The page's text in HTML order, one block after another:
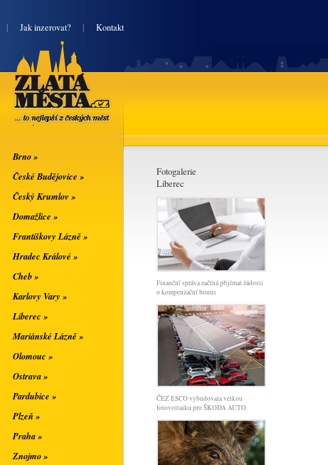
| Jak inzerovat? | Kontakt
Fotogalerie
Liberec
Finanční správa začíná přijímat žádosti
o kompenzační bonus
ČEZ ESCO vybudovala velkou
fotovoltaiku pro ŠKODA AUTO
Zlatá města
... to nejlepší z
českých měst
Brno »
České Budějovice »
Český Krumlov »
Domažlice »
Františkovy Lázně »
Hradec Králové »
Cheb »
Karlovy Vary »
Liberec »
Mariánské Lázně »
Olomouc »
Ostrava »
Pardubice »
Plzeň »
Praha »
Znojmo »